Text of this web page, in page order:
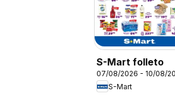
S-Mart folleto
07/08/2026 - 10/08/
S-Mart